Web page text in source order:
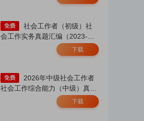
会工作实务真题汇编（2023-
下载
社会工作综合能力（中级）真题
下载